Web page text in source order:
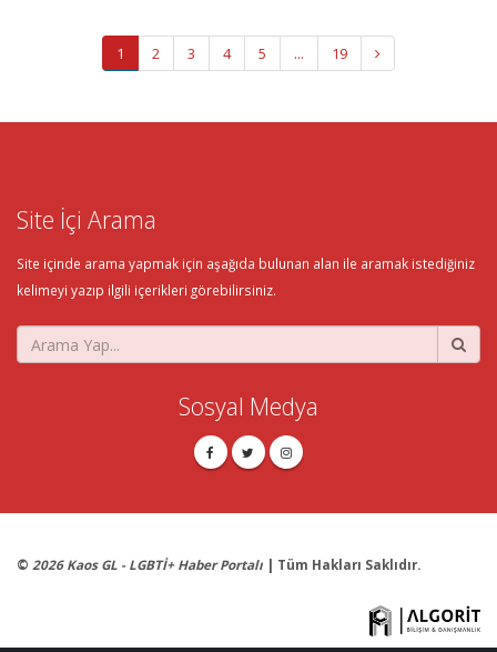
1 2 3 4 5 ... 19
Site İçi Arama
Site içinde arama yapmak için aşağıda bulunan alan ile aramak istediğiniz
kelimeyi yazıp ilgili içerikleri görebilirsiniz.
Sosyal Medya
© 2026 Kaos GL - LGBTİ+ Haber Portalı | Tüm Hakları Saklıdır.